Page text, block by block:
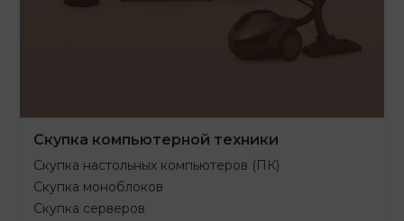
Скупка компьютерной техники
Скупка настольных компьютеров (ПК)
Скупка моноблоков
Скупка серверов